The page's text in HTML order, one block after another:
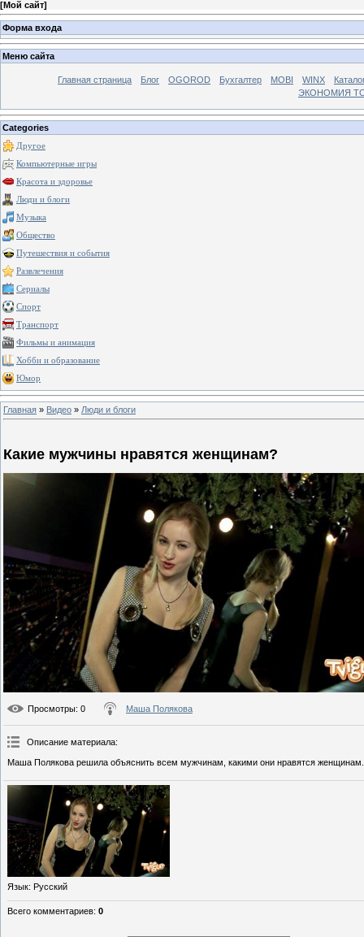
[Мой сайт]
Форма входа
Меню сайта
Главная страница Блог OGOROD Бухгалтер MOBI WINX
ЭКОНОМИЯ
Categories
Другое
Компьютерные игры
Красота и здоровье
Люди и блоги
Музыка
Общество
Путешествия и события
Развлечения
Сериалы
Спорт
Транспорт
Фильмы и анимация
Хобби и образование
Юмор
Главная » Видео » Люди и блоги
Какие мужчины нравятся женщинам?
Просмотры: 0 Маша Полякова
Описание материала:
Маша Полякова решила объяснить всем мужчинам, какими они нравятся женщинам.
Язык: Русский
Всего комментариев: 0